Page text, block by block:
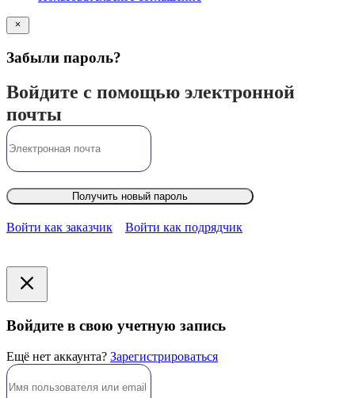
Забыли пароль?
Войдите с помощью электронной
почты
Получить новый пароль
Войти как заказчик Войти как подрядчик
Войдите в свою учетную запись
Ещё нет аккаунта? Зарегистрироваться